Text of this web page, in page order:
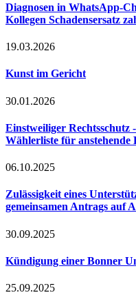
Diagnosen in WhatsApp-
Kollegen Schadensersatz
19.03.2026
Kunst im Gericht
30.01.2026
Einstweiliger Rechtsschutz
Wählerliste für anstehende
06.10.2025
Zulässigkeit eines
gemeinsamen Antrags auf
30.09.2025
Kündigung einer Bonner
25.09.2025